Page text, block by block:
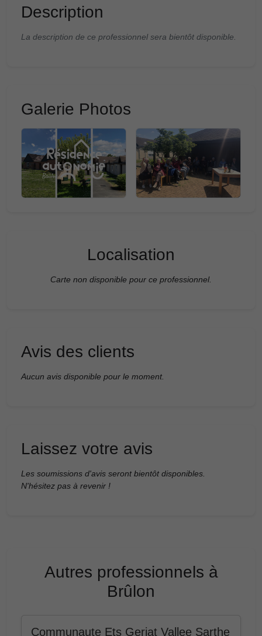
Description
La description de ce professionnel sera bientôt disponible.
Galerie Photos
Localisation
Carte non disponible pour ce professionnel.
Avis des clients
Aucun avis disponible pour le moment.
Laissez votre avis
Les soumissions d'avis seront bientôt disponibles.
N'hésitez pas à revenir !
Autres professionnels à
Brûlon
Communaute Ets Geriat Vallee Sarthe